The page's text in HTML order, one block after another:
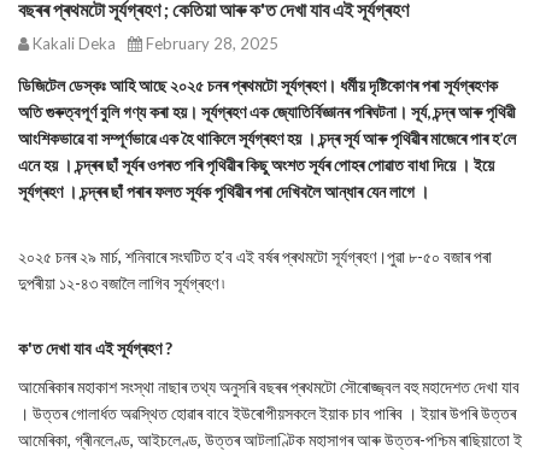
বছৰৰ প্ৰথমটো সূৰ্যগ্ৰহণ ; কেতিয়া আৰু ক'ত দেখা যাব‌ এই সূৰ্যগ্ৰহণ
Kakali Deka February 28, 2025
ডিজিটেল ডেস্কঃ আহি আছে ২০২৫ চনৰ প্ৰথমটো সূৰ্যগ্ৰহণ। ধৰ্মীয় দৃষ্টিকোণৰ পৰা সূৰ্যগ্ৰহণক
অতি গুৰুত্বপূৰ্ণ বুলি গণ্য কৰা হয়। সূৰ্যগ্ৰহণ এক জ্যোতিৰ্বিজ্ঞানৰ পৰিঘটনা। সূৰ্য, চন্দ্ৰ আৰু পৃথিৱী
আংশিকভাৱে বা সম্পূৰ্ণভাৱে এক হৈ থাকিলে সূৰ্যগ্ৰহণ হয় । চন্দ্ৰ সূৰ্য আৰু পৃথিৱীৰ মাজেৰে পাৰ হ’লে
এনে হয় । চন্দ্ৰৰ ছাঁ সূৰ্যৰ ওপৰত পৰি পৃথিৱীৰ কিছু অংশত সূৰ্যৰ পোহৰ পোৱাত বাধা দিয়ে । ইয়ে
সূৰ্যগ্ৰহণ । চন্দ্ৰৰ ছাঁ পৰাৰ ফলত সূৰ্যক পৃথিৱীৰ পৰা দেখিবলৈ আন্ধাৰ যেন লাগে ।
২০২৫ চনৰ ২৯ মাৰ্চ, শনিবাৰে সংঘটিত হ’ব এই বৰ্ষৰ প্ৰথমটো সূৰ্যগ্ৰহণ।পুৱা ৮-৫০ বজাৰ পৰা
দুপৰীয়া ১২-৪৩ বজালৈ লাগিব সূৰ্যগ্ৰহণ ৷
ক'ত দেখা যাব এই সূৰ্যগ্ৰহণ ?
আমেৰিকাৰ মহাকাশ সংস্থা নাছাৰ তথ্য অনুসৰি বছৰৰ প্ৰথমটো সৌৰোজ্জ্বল বহু মহাদেশত দেখা যাব
। উত্তৰ গোলাৰ্ধত অৱস্থিত হোৱাৰ বাবে ইউৰোপীয়সকলে ইয়াক চাব পাৰিব । ইয়াৰ উপৰি উত্তৰ
আমেৰিকা, গ্ৰীনলেণ্ড, আইচলেণ্ড, উত্তৰ আটলাণ্টিক মহাসাগৰ আৰু উত্তৰ-পশ্চিম ৰাছিয়াতো ই